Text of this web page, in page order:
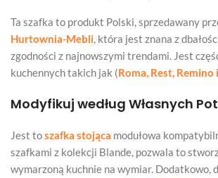
Ta szafka to produkt Polski, sprzedawany
Hurtownia-Mebli, która jest znana z
zgodności z najnowszymi trendami. Jest
kuchennych takich jak (Roma, Rest,
Modyfikuj według Własnych
Jest toszafka stojąca modułowa
szafkami z kolekcji Blande, pozwala to
wymarzoną kuchnie na wymiar. Dodatkowo,